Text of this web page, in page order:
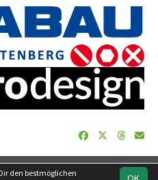
den bestmöglichen